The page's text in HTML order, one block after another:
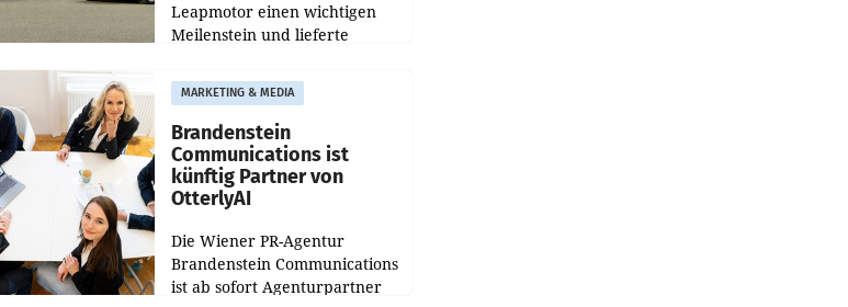
Leapmotor einen wichtigen
Meilenstein und lieferte
aus, womit sich das Ergebnis
gegenüber Juli 2025 mehr als
verdoppelte (+102
MARKETING & MEDIA
Brandenstein
Communications ist
künftig Partner von
OtterlyAI
Die Wiener PR-Agentur
Brandenstein Communications
ist ab sofort Agenturpartner